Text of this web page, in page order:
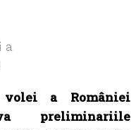
a
volei a României
preliminariile